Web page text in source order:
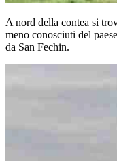
A nord della contea si
meno conosciuti del
da San Fechin.